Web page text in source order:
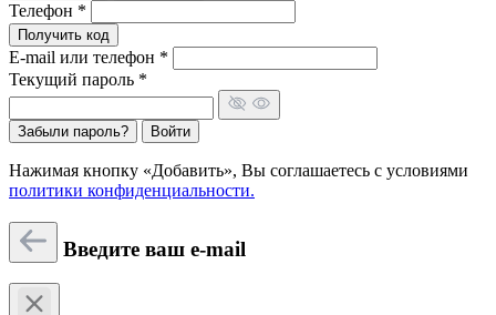
Телефон *
Получить код
E-mail или телефон *
Текущий пароль *
Забыли пароль? Войти
Нажимая кнопку «Добавить», Вы соглашаетесь c условиями
политики конфиденциальности.
Введите ваш e-mail